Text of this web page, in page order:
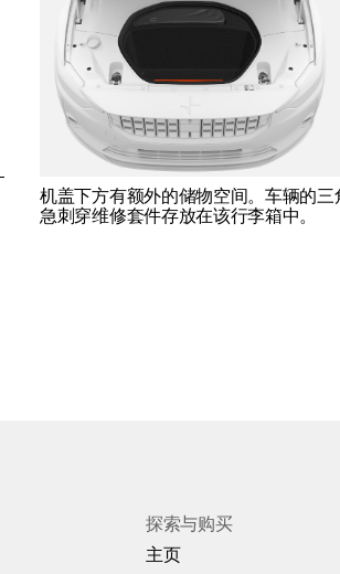
机盖下方有额外的储物空间。车辆的
急刺穿维修套件存放在该行李箱中。
探索与购买
主页